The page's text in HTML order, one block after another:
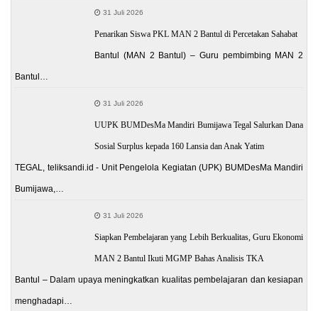
31 Juli 2026
Penarikan Siswa PKL MAN 2 Bantul di Percetakan Sahabat
Bantul (MAN 2 Bantul) – Guru pembimbing MAN 2
Bantul…
31 Juli 2026
UUPK BUMDesMa Mandiri Bumijawa Tegal Salurkan Dana
Sosial Surplus kepada 160 Lansia dan Anak Yatim
TEGAL, teliksandi.id - Unit Pengelola Kegiatan (UPK) BUMDesMa Mandiri
Bumijawa,…
31 Juli 2026
Siapkan Pembelajaran yang Lebih Berkualitas, Guru Ekonomi
MAN 2 Bantul Ikuti MGMP Bahas Analisis TKA
Bantul – Dalam upaya meningkatkan kualitas pembelajaran dan kesiapan
menghadapi…